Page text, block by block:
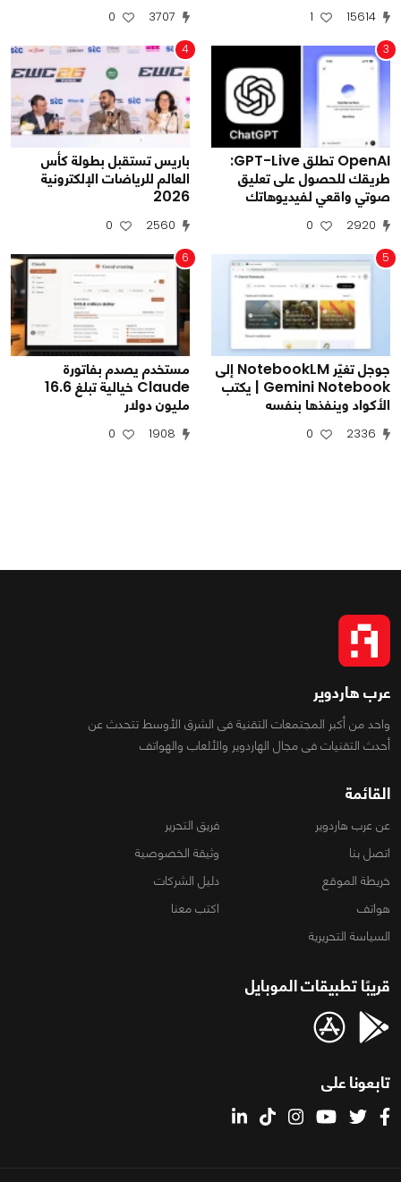
15614
1
3707
0
3
OpenAI تطلق GPT-Live:
طريقك للحصول على تعليق
صوتي واقعي لفيديوهاتك
2920
0
4
باريس تستقبل بطولة كأس
العالم للرياضات الإلكترونية
2026
2560
0
5
جوجل تغيّر NotebookLM إلى
Gemini Notebook | يكتب
الأكواد وينفذها بنفسه
2336
0
6
مستخدم يصدم بفاتورة
Claude خيالية تبلغ 16.6
مليون دولار
1908
0
عرب هاردوير
واحد من أكبر المجتمعات التقنية فى الشرق الأوسط تتحدث عن
أحدث التقنيات فى مجال الهاردوير والألعاب والهواتف
القائمة
عن عرب هاردوير
فريق التحرير
اتصل بنا
وثيقة الخصوصية
خريطة الموقع
دليل الشركات
هواتف
اكتب معنا
السياسة التحريرية
قريبًا تطبيقات الموبايل
تابعونا على